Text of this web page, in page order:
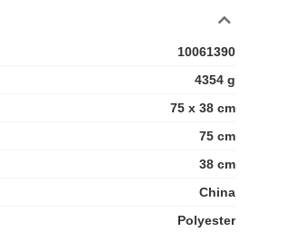
10061390
4354 g
75 x 38 cm
75 cm
38 cm
China
Polyester